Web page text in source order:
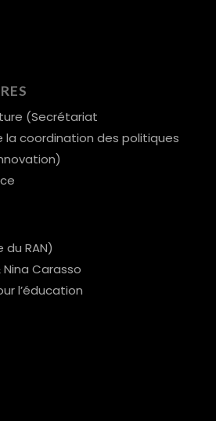
(Secrétariat
la coordination des politiques
du RAN)
Carasso
l’éducation